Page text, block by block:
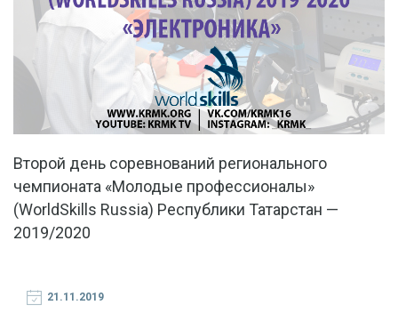
Второй день соревнований регионального
чемпионата «Молодые профессионалы»
(WorldSkills Russia) Республики Татарстан —
2019/2020
21.11.2019